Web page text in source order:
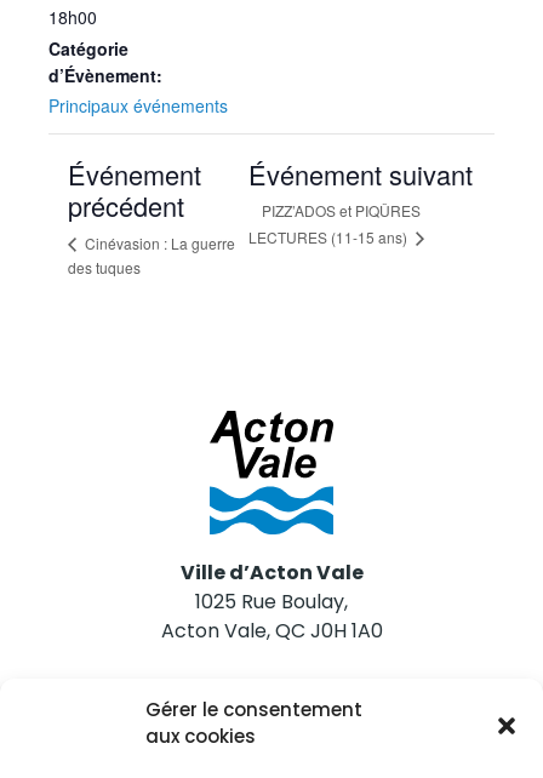
Gérer le consentement
aux cookies
18h00
Catégorie
d’Évènement:
Principaux événements
Événement
précédent
Cinévasion : La guerre
des tuques
Événement suivant
PIZZ’ADOS et PIQÛRES
LECTURES (11-15 ans)
Ville d’Acton Vale
1025 Rue Boulay,
Acton Vale, QC J0H 1A0
Nous joindre
Tél. 450 546-2703